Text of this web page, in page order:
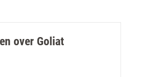
over Goliat